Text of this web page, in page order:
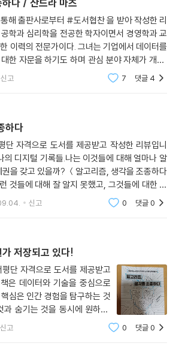
행동을 통제하는 힘을 얻게 된다. 나중에는 내
한다.
게 차별과 통제의 먹이가 되는가」중에서
터를 통제할 권리에 수반되는 책임을 우리 스
이다. 현재의 데이터 생태계에서는 안 된다. 이
한다는 뜻일까?물론 아니다. 우리는 톰이 처음
수 있어야 한다. 그리고 통제권은 당연히 우리
의 데이터니까. 하지만 데이터에 대한 통제권을
권리를 우리에게 이롭게 활용 가능한 시스템을
를 보호하기에는 너무 바쁘다」중에서
점을 맞춘다. 데이터세를 신설하거나 취소 옵
각한 피해에서 우리를 보호할 수 있을 것이다.
중 어느 것도 나와 당신이 개인 데이터에서 추출
는 데 개인적인 도움을 주지는 않는다. 우리의
이고, 우리는 서로 완전히 다른 방식으로 우리
용하는 걸 원할 것이다
편리한 서비스, 둘 다 잡는 법」중에서
적 관계를 중시하느라 ‘돈은 아무리 가져도 부
건 거의 없다’ 같은 명제에 동의하지 않기 때문
을 높이기 위해 ‘돈을 모아야 사랑하는 사람들
시지를 새로 내보냈고, 그 결과 성격 맞춤형 메시
비교해 무려 275퍼센트의 큰 성과를 올렸다.(16
. 심리 타깃팅을 이용해 정신 건강 문제를 예방
하는 시스템을 구축하는 것이다. 많은 헬스 케
리, 생활 방식에 대한 인사이트를 활용하면 실
서가 장착된 스마트폰으로 심박수, 체온, 수면
스, 불안, 우울증 여부를 진단하는 연구를 한
건강 챗봇도 이미 상용화되어 있다. 2021년 미
신 건강 챗봇을 사용한 적 있고, 외상후스트레스
용 도구가 최근 개발되기도 했다. 이런 챗봇들
선택지가 될 수 있다.(177쪽)
를 이끌 수 있다. 알고리즘과 심리 타깃팅이 낳
가 민주주의를 극단과 혐오로 분열시킨다는 걸
로 공감하고 이해할 수 있는 첫걸음을 내딛는
보는지 알 수 없던 것과 달리 서로의 알고리즘을
것이다. 이 사고 실험에서 중요한 건 스크롤할
는 문체로, 데이터 기반 심리 타깃팅이 불러올
나 진지하게 받아들여야 하는지 시의적절하게
하고 있다는 사실을 낱낱이 드러낸다.
다 / 산드라 마츠
해 출판사로부터 #도서협찬 을 받아 작성한 리
학과 심리학을 전공한 학자이면서 경영학과 교
이력의 전문가이다. 그녀는 기업에서 데이터를
한 자문을 하기도 하며 관심 분야 자체가 개인,
터를 더 효과적이고 윤리적으로 사용하도록 하
신고 7 댓글 4
하다
자격으로 도서를 제공받고 작성한 리뷰입니
을 갖고 있을까? ＜알고리즘, 생각을 조종하다
것들에 대해 잘 알지 못했고, 그것들에 대한 어
했었다.무심코 보는 나의 SNS가, 궁금증을 해
신고 0 댓글0
저장되고 있다!
단 자격으로 도서를 제공받고
은 데이터와 기술을 중심으로
심은 인간 경험을 탐구하는 것
숨기는 것을 동시에 원하고,
어오게 할 때 얻는 것과 잃는 것
신고 0 댓글0